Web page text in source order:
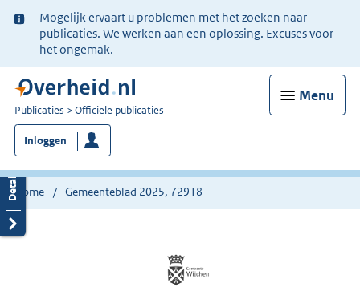
Ter
informatie:
Mogelijk ervaart u problemen met het zoeken naar
publicaties. We werken aan een oplossing. Excuses voor
het ongemak.
Menu
U
bent
nu
hier:
Publicaties Officiële publicaties
Inloggen
Home Gemeenteblad 2025, 72918